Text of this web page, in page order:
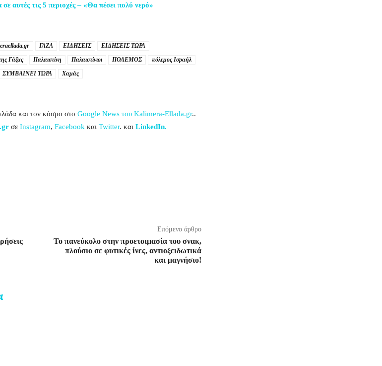
αυτές τις 5 περιοχές – «Θα πέσει πολύ νερό»
ΓΑΖΑ ΕΙΔΗΣΕΙΣ
ΕΙΔΗΣΕΙΣ ΤΩΡΑ
Γάζας Παλαιστίνη Παλαιστίνιοι ΠΟΛΕΜΟΣ
πόλεμος Ισραήλ
ΣΥΜΒΑΙΝΕΙ ΤΩΡΑ Χαμάς
και τον κόσμο στο Google News του Kalimera-Ellada.gr..
σε Instagram, Facebook και Twitter. και LinkedIn.
Επόμενο άρθρο
Το πανεύκολο στην προετοιμασία του σνακ,
πλούσιο σε φυτικές ίνες, αντιοξειδωτικά
και μαγνήσιο!